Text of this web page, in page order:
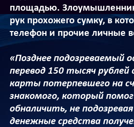
площадью.
рук прохожего сумку, в
телефон и прочие личные
«Позднее подозреваемый
перевод 150 тысяч рублей
карты потерпевшего на
знакомого, который
обналичить, не
денежные средства